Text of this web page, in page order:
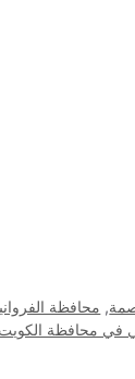
, محافظة
في محافظة